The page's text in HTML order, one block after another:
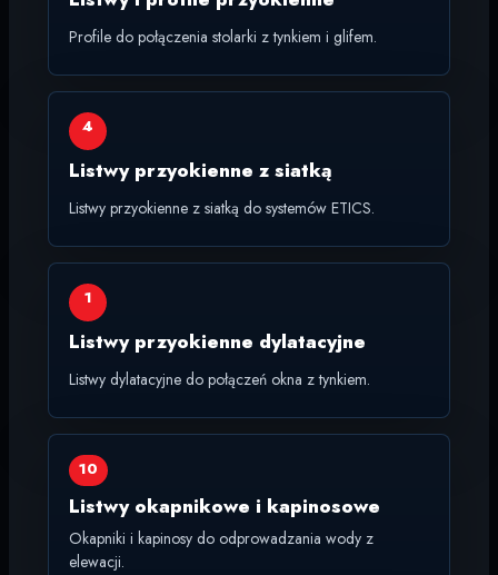
Profile do połączenia stolarki z tynkiem i glifem.
4
Listwy przyokienne z siatką
Listwy przyokienne z siatką do systemów ETICS.
1
Listwy przyokienne dylatacyjne
Listwy dylatacyjne do połączeń okna z tynkiem.
10
Listwy okapnikowe i kapinosowe
Okapniki i kapinosy do odprowadzania wody z
elewacji.